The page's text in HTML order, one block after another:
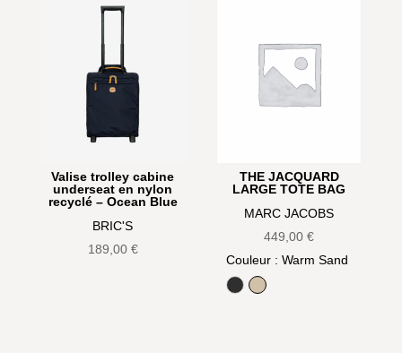
Valise trolley cabine
underseat en nylon
recyclé – Ocean Blue
BRIC'S
189,00 €
THE JACQUARD
LARGE TOTE BAG
MARC JACOBS
449,00€
Couleur: Warm Sand
BlackWarm Sand